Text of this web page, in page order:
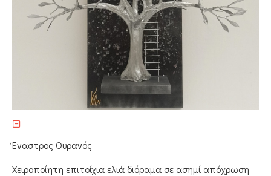
Έναστρος Ουρανός
Χειροποίητη επιτοίχια ελιά διόραμα σε ασημί απόχρωση